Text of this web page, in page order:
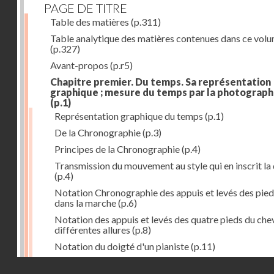
PAGE DE TITRE
Table des matières (p.311)
Table analytique des matières contenues dans ce
(p.327)
Avant-propos (p.r5)
Chapitre premier. Du temps. Sa représentation
graphique ; mesure du temps par la
(p.1)
Représentation graphique du temps (p.1)
De la Chronographie(p.3)
Principes de la Chronographie(p.4)
Transmission du mouvement au style qui en inscrit la
(p.4)
Notation Chronographie des appuis et levés des
dans la marche(p.6)
Notation des appuis et levés des quatre pieds du
différentes allures (p.8)
Notation du doigté d'un pianiste(p.11)